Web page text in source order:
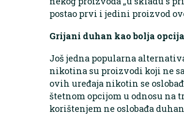
postao prvi i jedini proizvod
Grijani duhan kao bolja opcija
Još jedna popularna
nikotina su proizvodi koji ne
ovih uređaja nikotin se
štetnom opcijom u odnosu na
korištenjem ne oslobađa